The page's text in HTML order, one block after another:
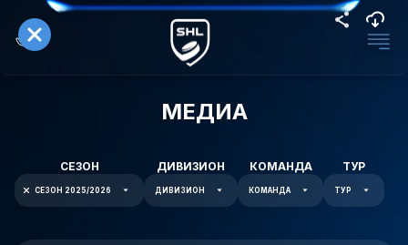
МЕДИА
СЕЗОН
СЕЗОН 2025/2026
ДИВИЗИОН
ДИВИЗИОН
КОМАНДА
КОМАНДА
ТУР
ТУР